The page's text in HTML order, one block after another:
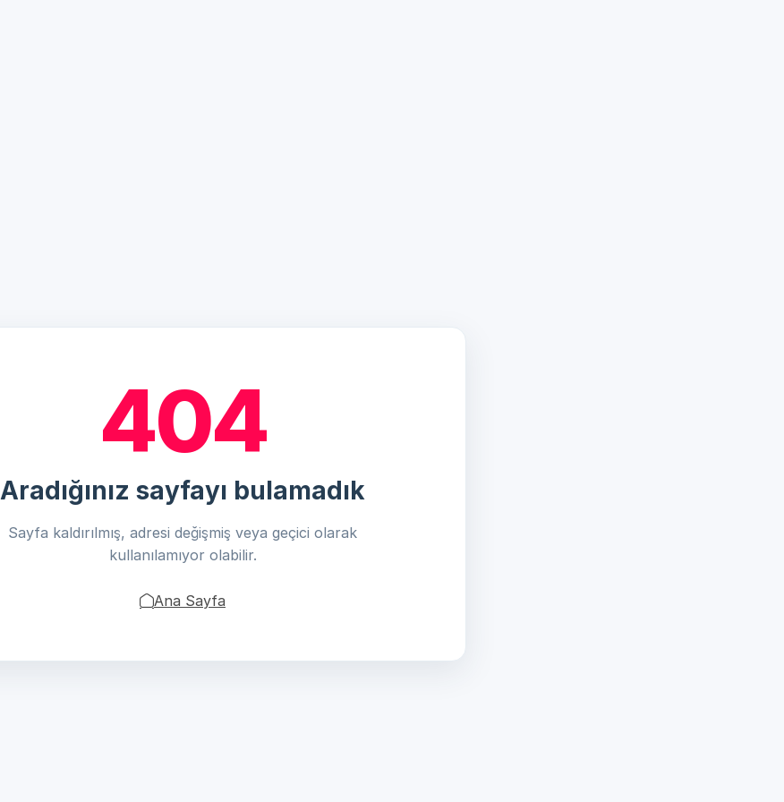
404
Aradığınız sayfayı bulamadık
Sayfa kaldırılmış, adresi değişmiş veya geçici olarak
kullanılamıyor olabilir.
Ana Sayfa